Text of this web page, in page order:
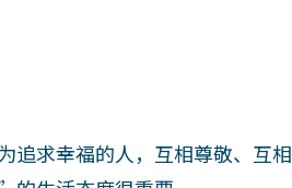
求幸福的人，互相尊敬、互相